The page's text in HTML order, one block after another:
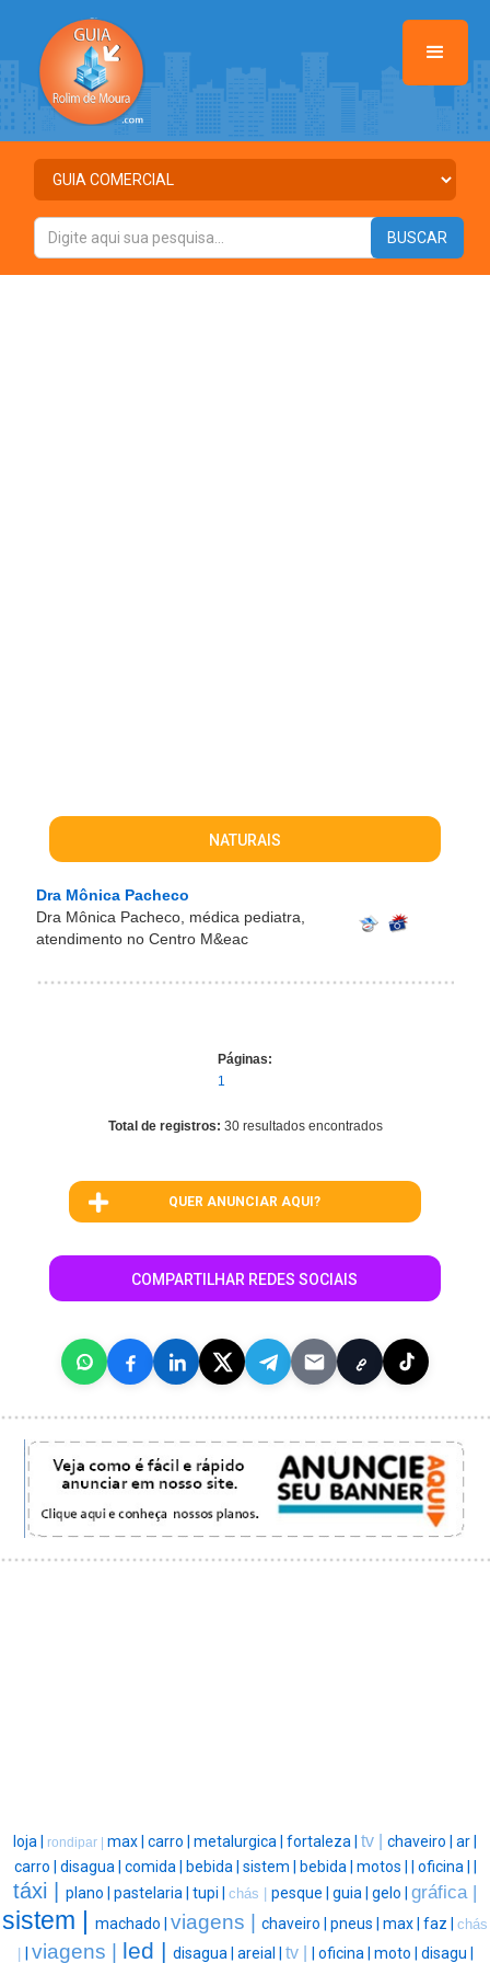
NATURAIS
Dra Mônica Pacheco
Dra Mônica Pacheco, médica pediatra,
atendimento no Centro M&eac
Páginas:
1
Total de registros: 30 resultados encontrados
QUER ANUNCIAR AQUI?
COMPARTILHAR REDES SOCIAIS
loja | rondipar | max | carro | metalurgica | fortaleza | tv | chaveiro | ar |
carro | disagua | comida | bebida | sistem | bebida | motos | | oficina | |
táxi | plano | pastelaria | tupi | chás | pesque | guia | gelo | gráfica |
sistem | machado | viagens | chaveiro | pneus | max | faz | chás
| | viagens | led | disagua | areial | tv | | oficina | moto | disagu |